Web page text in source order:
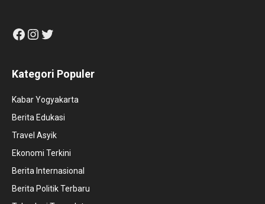
Facebook
Instagram
Twitter
Kategori Populer
Kabar Yogyakarta
Berita Edukasi
Travel Asyik
Ekonomi Terkini
Berita Internasional
Berita Politik Terbaru